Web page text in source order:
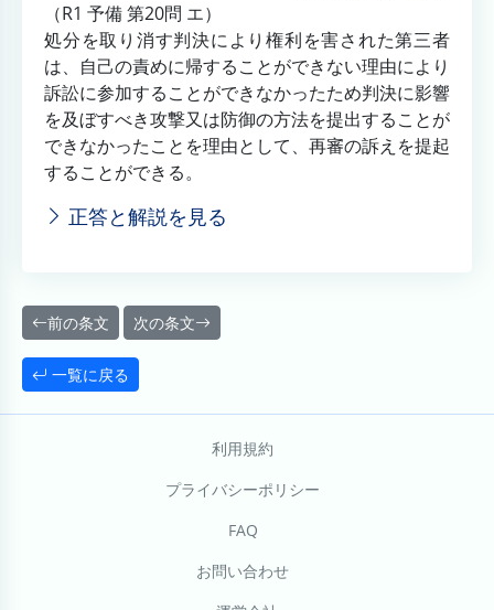
（R1 予備 第20問 エ）
処分を取り消す判決により権利を害された第三者
は、自己の責めに帰することができない理由により
訴訟に参加することができなかったため判決に影響
を及ぼすべき攻撃又は防御の方法を提出することが
できなかったことを理由として、再審の訴えを提起
することができる。
正答と解説を見る
前の条文 次の条文
一覧に戻る
利用規約
プライバシーポリシー
FAQ
お問い合わせ